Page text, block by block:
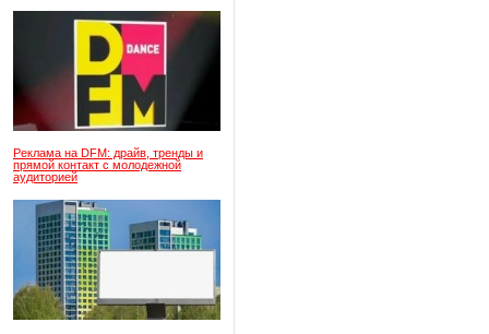
Реклама на DFM: драйв, тренды и
прямой контакт с молодежной
аудиторией